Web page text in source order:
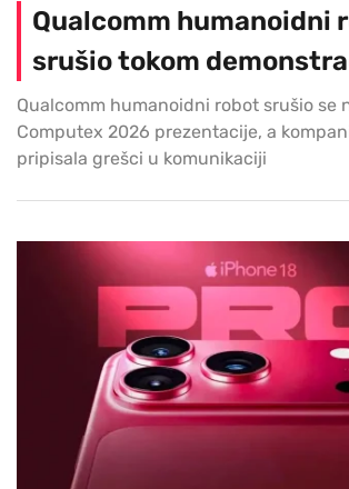
Qualcomm humanoidni
srušio tokom
Qualcomm humanoidni robot srušio se
Computex 2026 prezentacije, a
pripisala grešci u komunikaciji